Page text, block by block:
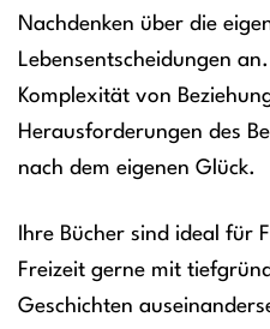
Nachdenken über die
Lebensentscheidungen
Komplexität von
Herausforderungen des
nach dem eigenen Glück.
Ihre Bücher sind ideal für
Freizeit gerne mit
Geschichten